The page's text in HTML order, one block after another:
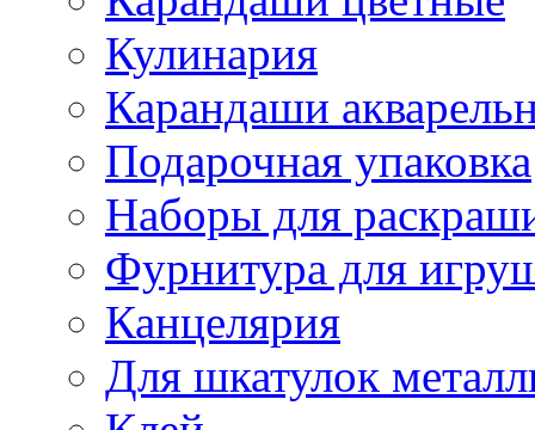
Кулинария
Карандаши
Подарочная упаковка
Наборы для
Фурнитура для
Канцелярия
Для шкатулок